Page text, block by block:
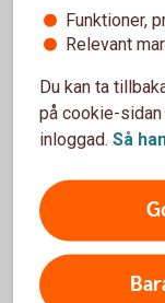
Funktioner,
Relevant
Du kan ta
på cookie-
inloggad. Så